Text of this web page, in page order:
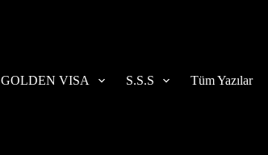
GOLDEN VISA S.S.S Tüm Yazılar